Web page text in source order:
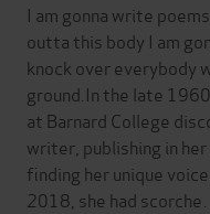
I am gonna write
outta this body I am
knock over everybody
ground.In the late
at Barnard College
writer, publishing in
finding her unique
2018, she had scorche…